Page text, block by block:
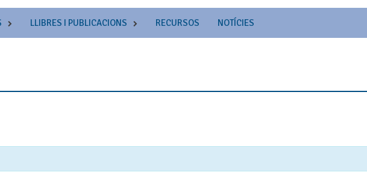
LLIBRES I PUBLICACIONS RECURSOS NOTÍCIES